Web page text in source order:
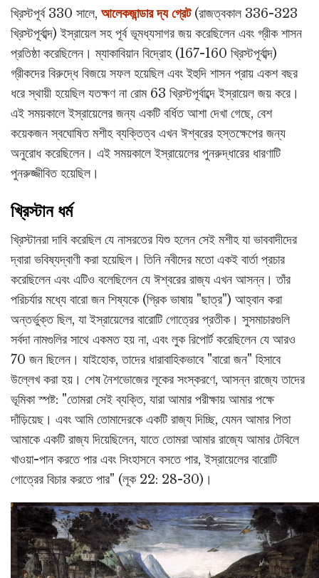
খ্রিস্টপূর্ব 330 সালে, আলেকজান্ডার দ্য গ্রেট(রাজত্বকাল 336-323
খ্রিস্টপূর্বাব্দ) ইস্রায়েল সহ পূর্ব ভূমধ্যসাগর জয় করেছিলেন এবং গ্রীক শাসন
প্রতিষ্ঠা করেছিলেন। ম্যাকাবিয়ান বিদ্রোহ (167-160 খ্রিস্টপূর্বাব্দ)
গ্রীকদের বিরুদ্ধে বিজয়ে সফল হয়েছিল এবং ইহুদি শাসন প্রায় একশ বছর
ধরে স্থায়ী হয়েছিল যতক্ষণ না রোম 63 খ্রিস্টপূর্বাব্দে ইস্রায়েল জয় করে।
এই সময়কালে ইস্রায়েলের জন্য একটি বর্ধিত আশা দেখা গেছে, বেশ
কয়েকজন স্বঘোষিত মশীহ ব্যক্তিত্ব এখন ঈশ্বরের হস্তক্ষেপের জন্য
অনুরোধ করেছিলেন। এই সময়কালে ইস্রায়েলের পুনরুদ্ধারের ধারণাটি
পুনরুজ্জীবিত হয়েছিল।
খ্রিস্টান ধর্ম
খ্রিস্টানরা দাবি করেছিল যে নাসরতের যিশু হলেন সেই মশীহ যা ভাববাদীদের
দ্বারা ভবিষ্যদ্বাণী করা হয়েছিল। তিনি নবীদের মতো একই বার্তা প্রচার
করেছিলেন এবং এটিও বলেছিলেন যে ঈশ্বরের রাজ্য এখন আসন্ন। তাঁর
পরিচর্যার মধ্যে বারো জন শিষ্যকে (গ্রিক ভাষায় "ছাত্র") আহ্বান করা
অন্তর্ভুক্ত ছিল, যা ইস্রায়েলের বারোটি গোত্রের প্রতীক। সুসমাচারগুলি
সর্বদা নামগুলির সাথে একমত হয় না, এবং লুক রিপোর্ট করেছিলেন যে আরও
70 জন ছিলেন। যাইহোক, তাদের ধারাবাহিকভাবে "বারো জন" হিসাবে
উল্লেখ করা হয়। শেষ নৈশভোজের লূকের সংস্করণে, আসন্ন রাজ্যে তাদের
ভূমিকা স্পষ্ট: "তোমরা সেই ব্যক্তি, যারা আমার পরীক্ষায় আমার পক্ষে
দাঁড়িয়েছ। এবং আমি তোমাদেরকে একটি রাজ্য দিচ্ছি, যেমন আমার পিতা
আমাকে একটি রাজ্য দিয়েছিলেন, যাতে তোমরা আমার রাজ্যে আমার টেবিলে
খাওয়া-পান করতে পার এবং সিংহাসনে বসতে পার, ইস্রায়েলের বারোটি
গোত্রের বিচার করতে পার" (লূক 22: 28-30)।